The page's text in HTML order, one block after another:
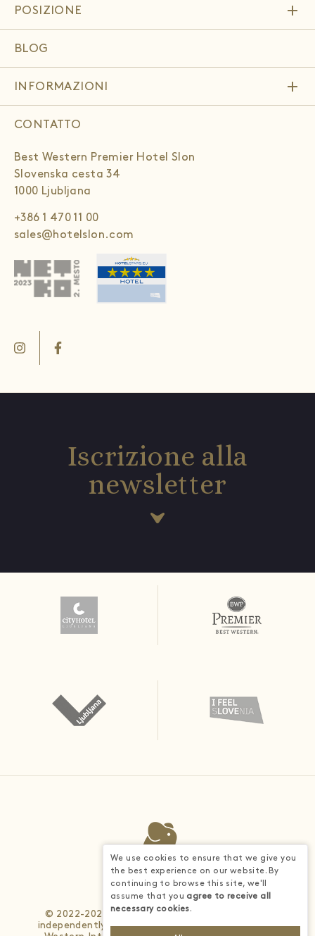
POSIZIONE add
BLOG
INFORMAZIONI add
CONTATTO
Best Western Premier Hotel Slon
Slovenska cesta 34
1000 Ljubljana
+386 1 470 11 00
sales@hotelslon.com
Iscrizione alla
newsletter
© 2022-2026 - Each BWH® Hotels property is
independently owned and operated. © 2025 Best
We use cookies to ensure that we give you
the best experience on our website. By
continuing to browse this site, we'll
assume that you agree to receive all
necessary cookies.